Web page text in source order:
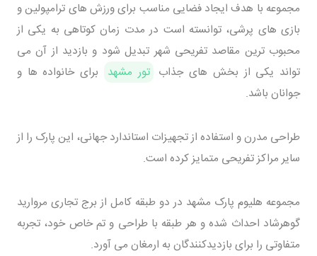
مجموعه با هدف ایجاد فضایی مناسب برای ورزش های ترامپولین و
بازی های پرشی، توانسته است در مدت زمان کوتاهی به یکی از
محبوب ترین مقاصد تفریحی شهر تبدیل شود و بازدید از آن می
تواند یکی از بخش های جذاب تور مشهد برای خانواده ها و
جوانان باشد.
طراحی مدرن و استفاده از تجهیزات استاندارد جهانی، این پارک را از
سایر مراکز تفریحی متمایز کرده است.
مجموعه هلیوم پارک مشهد در دو طبقه کامل از برج تجاری مروارید
گوهرشاد احداث شده و هر طبقه با طراحی و تم خاص خود، تجربه
متفاوتی را برای بازدیدکنندگان به ارمغان می آورد.